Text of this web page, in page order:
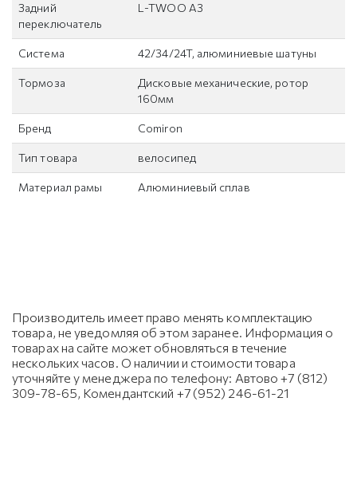
Задний
переключатель
L-TWOO A3
Система 42/34/24T, алюминиевые шатуны
Тормоза
Дисковые механические, ротор
160мм
Бренд Comiron
Тип товара велосипед
Материал рамы Алюминиевый сплав
Производитель имеет право менять комплектацию
товара, не уведомляя об этом заранее. Информация о
товарах на сайте может обновляться в течение
нескольких часов. О наличии и стоимости товара
уточняйте у менеджера по телефону: Автово +7 (812)
309-78-65, Комендантский +7 (952) 246-61-21